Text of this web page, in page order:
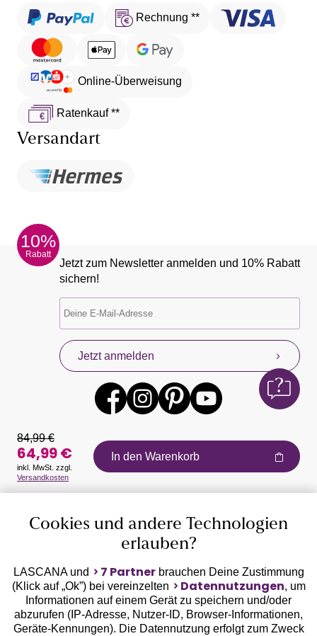
Rechnung **
Online-Überweisung
Ratenkauf **
Versandart
10%
Rabatt
Jetzt zum Newsletter anmelden und 10% Rabatt
sichern!
Jetzt anmelden
Auszeichnungen
Geprüfte Sicherheit
84,99 €
64,99 €
inkl. MwSt. zzgl.
Versandkosten
In den Warenkorb
Cookies und andere Technologien
erlauben?
LASCANA und 7 Partnerbrauchen Deine Zustimmung
(Klick auf „Ok”) bei vereinzelten
Datennutzungen, um
Informationen auf einem Gerät zu speichern und/oder
abzurufen (IP-Adresse, Nutzer-ID, Browser-Informationen,
Geräte-Kennungen). Die Datennutzung erfolgt zum Zweck